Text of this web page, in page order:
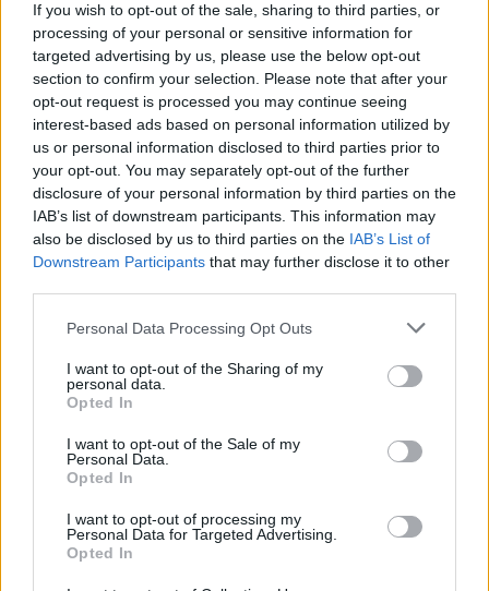
If you wish to opt-out of the sale, sharing to third parties, or
processing of your personal or sensitive information for
targeted advertising by us, please use the below opt-out
section to confirm your selection. Please note that after your
opt-out request is processed you may continue seeing
interest-based ads based on personal information utilized by
us or personal information disclosed to third parties prior to
your opt-out. You may separately opt-out of the further
disclosure of your personal information by third parties on the
IAB’s list of downstream participants. This information may
also be disclosed by us to third parties on the IAB’s List of
Downstream Participants that may further disclose it to other
Personal Data Processing Opt Outs
I want to opt-out of the Sharing of my
personal data.
Opted In
I want to opt-out of the Sale of my
Personal Data.
Opted In
I want to opt-out of processing my
Personal Data for Targeted Advertising.
Opted In
Czy regularne bieganie jest zdrowe dla serca?
Siedzący tryb życia jest jednym z głównych czynników
ryzyka w patogenezie chorób sercowo-naczyniowych (wraz
z wysokim ciśnieniem krwi, nieprawidłowymi wartościami
lipidów, paleniem, otyłością).
POPULARNE ARTYKUŁY
Maj miesiącem mierzenia ciśnienia tętniczego
krwi. Jak prawidłowo to robić, jakie są
najczęstsze błędy i jak ich unikać?
›